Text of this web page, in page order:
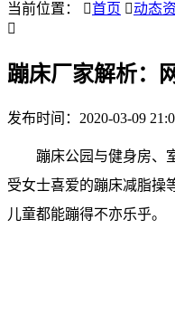
当前位置： 首页 动态

蹦床厂家解析：
发布时间： 2020-03-09
蹦床公园与健身房、
受女士喜爱的蹦床减脂操
儿童都能蹦得不亦乐乎。